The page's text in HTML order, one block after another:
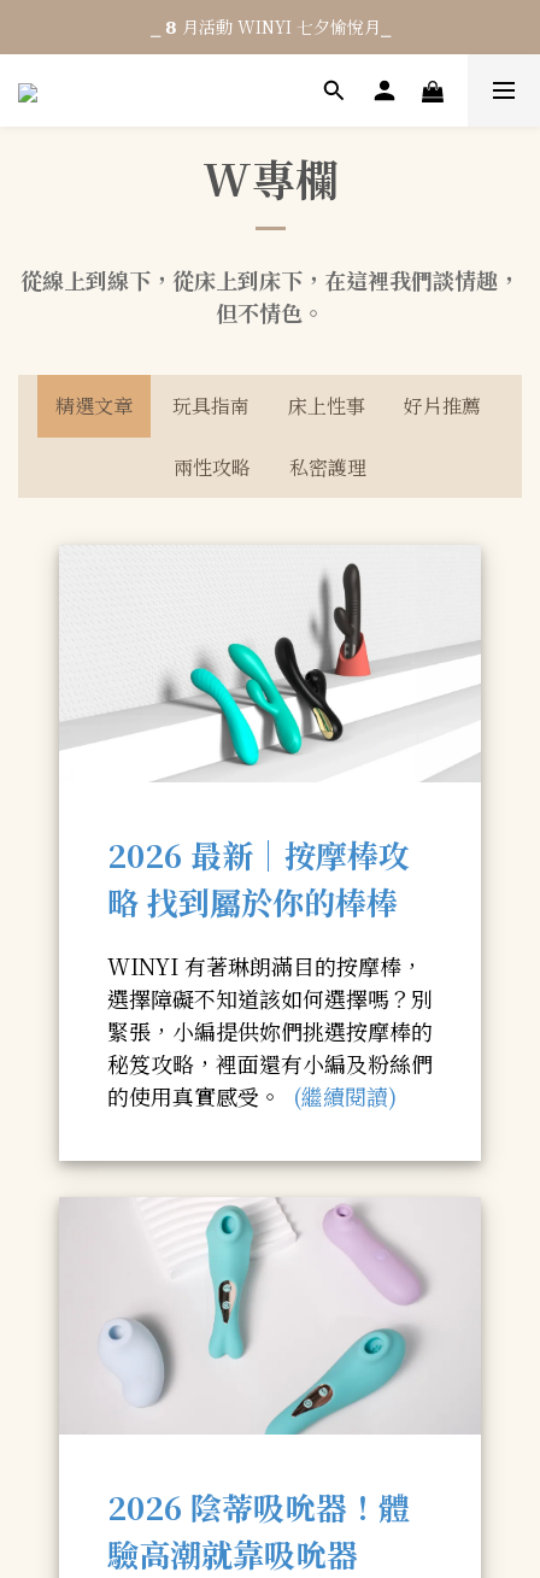
⎯ 𝟴 月活動 WINYI 七夕愉悅月⎯
消費滿 NT$𝟭𝟮𝟬𝟬 享免運 (限台灣)
⎯ 𝟴 月活動 WINYI 七夕愉悅月⎯
W專欄
從線上到線下，從床上到床下，在這裡我們談情趣，
但不情色。
精選文章 玩具指南 床上性事 好片推薦
兩性攻略 私密護理
2026 最新｜按摩棒攻
略 找到屬於你的棒棒
WINYI 有著琳朗滿目的按摩棒，
選擇障礙不知道該如何選擇嗎？別
緊張，小編提供妳們挑選按摩棒的
秘笈攻略，裡面還有小編及粉絲們
的使用真實感受。
(繼續閱讀)
2026 陰蒂吸吮器！體
驗高潮就靠吸吮器